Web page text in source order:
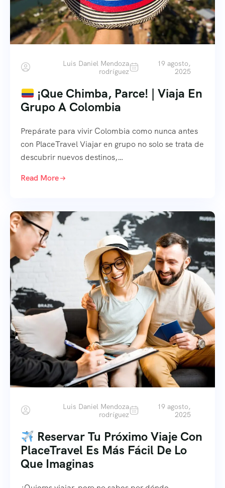
Luis Daniel Mendoza
rodríguez
19 agosto,
2025
¡Que Chimba, Parce! | Viaja En
Grupo A Colombia
Prepárate para vivir Colombia como nunca antes
con PlaceTravel Viajar en grupo no solo se trata de
descubrir nuevos destinos,…
Read More
Luis Daniel Mendoza
rodríguez
19 agosto,
2025
Reservar Tu Próximo Viaje Con
PlaceTravel Es Más Fácil De Lo
Que Imaginas